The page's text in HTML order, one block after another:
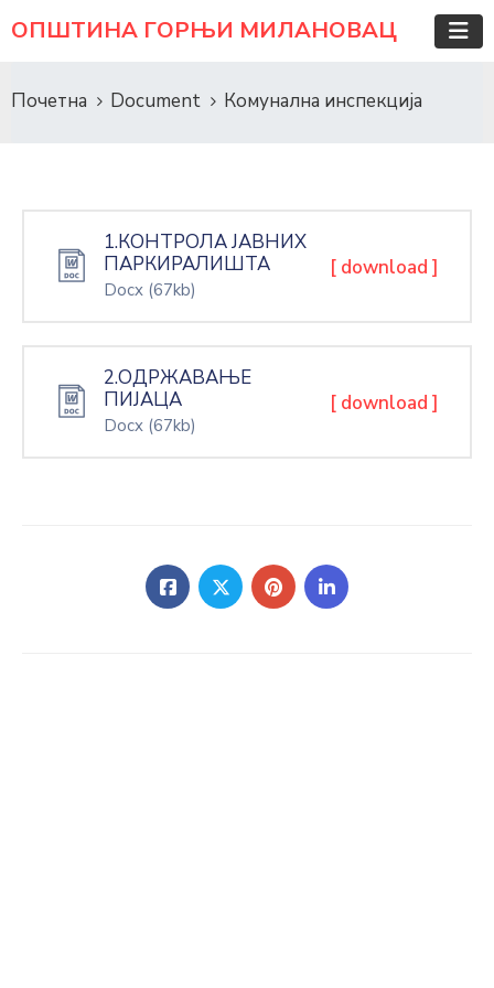
ОПШТИНА ГОРЊИ МИЛАНОВАЦ
Почетна Document Комунална инспекција
1.КОНТРОЛА ЈАВНИХ
ПАРКИРАЛИШТА
Docx (67kb)
[ download ]
2.ОДРЖАВАЊЕ
ПИЈАЦА
Docx (67kb)
[ download ]